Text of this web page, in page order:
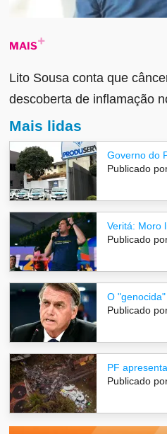
MAIS
Lito Sousa conta que
descoberta de inflamação
Mais lidas
Governo do
Publicado
Veritá: Moro
Publicado
O "genocida"
Publicado
PF
Publicado